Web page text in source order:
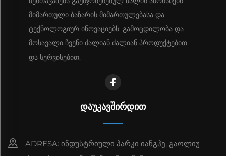
მიმართული ბაზარის მიმართულებასა და
ტექნოლოგიურ ინოვაციებს. გამოცდილობა და
მოსავალი ჩვენი ძალიან ძალიან პროდუქტებით
და სერვისებით.
ᲓᲐᲣᲙᲐᲕᲨᲘᲠᲓᲘᲗ
ADRESA: ინდუსტრიული პარკი იანგჰე, გაოლიუ